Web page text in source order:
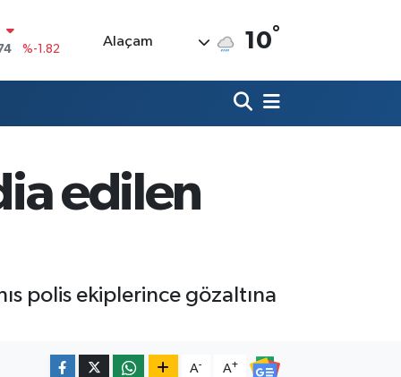
%0.02
%0
Alaçam 10°
edilen
polis ekiplerince gözaltına
A- A+